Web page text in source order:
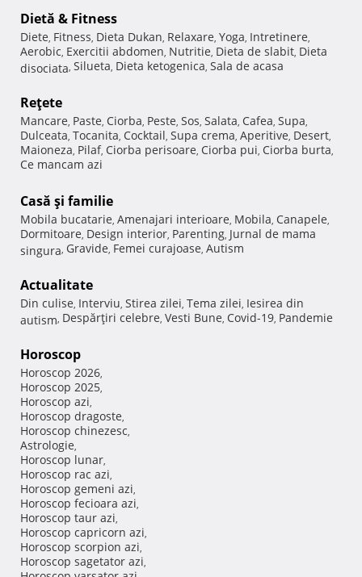
Dietă & Fitness
Diete, Fitness, Dieta Dukan, Relaxare, Yoga, Intretinere,
Aerobic, Exercitii abdomen, Nutritie, Dieta de slabit, Dieta
disociata, Silueta, Dieta ketogenica, Sala de acasa
Reţete
Mancare, Paste, Ciorba, Peste, Sos, Salata, Cafea, Supa,
Dulceata, Tocanita, Cocktail, Supa crema, Aperitive, Desert,
Maioneza, Pilaf, Ciorba perisoare, Ciorba pui, Ciorba burta,
Ce mancam azi
Casă şi familie
Mobila bucatarie, Amenajari interioare, Mobila, Canapele,
Dormitoare, Design interior, Parenting, Jurnal de mama
singura, Gravide, Femei curajoase, Autism
Actualitate
Din culise, Interviu, Stirea zilei, Tema zilei, Iesirea din
autism, Despărţiri celebre, Vesti Bune, Covid-19, Pandemie
Horoscop
Horoscop 2026,
Horoscop 2025,
Horoscop azi,
Horoscop dragoste,
Horoscop chinezesc,
Astrologie,
Horoscop lunar,
Horoscop rac azi,
Horoscop gemeni azi,
Horoscop fecioara azi,
Horoscop taur azi,
Horoscop capricorn azi,
Horoscop scorpion azi,
Horoscop sagetator azi,